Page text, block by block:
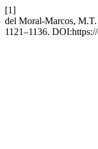
[1]
del Moral-Marcos, M.T.
1121–1136.